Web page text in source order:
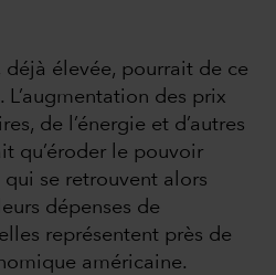
déjà élevée, pourrait de ce
L’augmentation des prix
de l’énergie et d’autres
qu’éroder le pouvoir
qui se retrouvent alors
dépenses de
représentent près de
américaine.